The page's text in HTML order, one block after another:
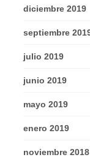
diciembre 2019
septiembre
julio 2019
junio 2019
mayo 2019
enero 2019
noviembre 2018